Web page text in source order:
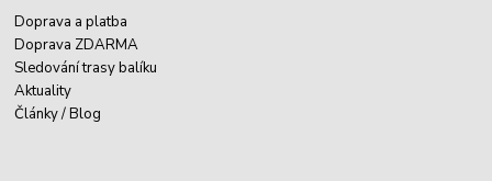
Doprava a platba
Doprava ZDARMA
Sledování trasy balíku
Aktuality
Články / Blog